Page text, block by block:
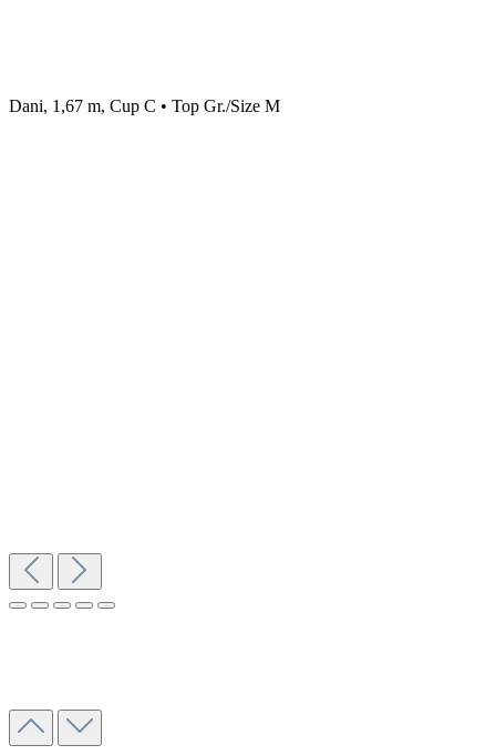
Dani, 1,67 m, Cup C • Top Gr./Size M